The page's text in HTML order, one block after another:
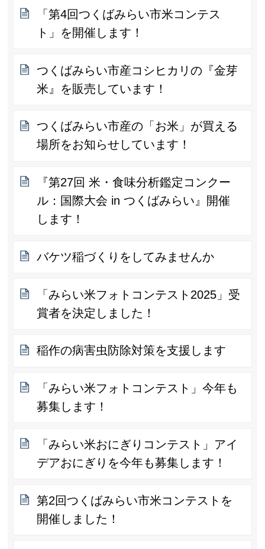
「第4回つくばみらい市米コンテス
ト」を開催します！
つくばみらい市産コシヒカリの『金芽
米』を販売しています！
つくばみらい市産の「お米」が買える
場所をお知らせしています！
『第27回 米・食味分析鑑定コンクー
ル：国際大会 in つくばみらい』開催
します！
バケツ稲づくりをしてみませんか
「みらい米フォトコンテスト2025」受
賞者を決定しました！
稲作の病害虫防除対策を支援します
「みらい米フォトコンテスト」今年も
募集します！
「みらい米おにぎりコンテスト」アイ
デアおにぎりを今年も募集します！
第2回つくばみらい市米コンテストを
開催しました！